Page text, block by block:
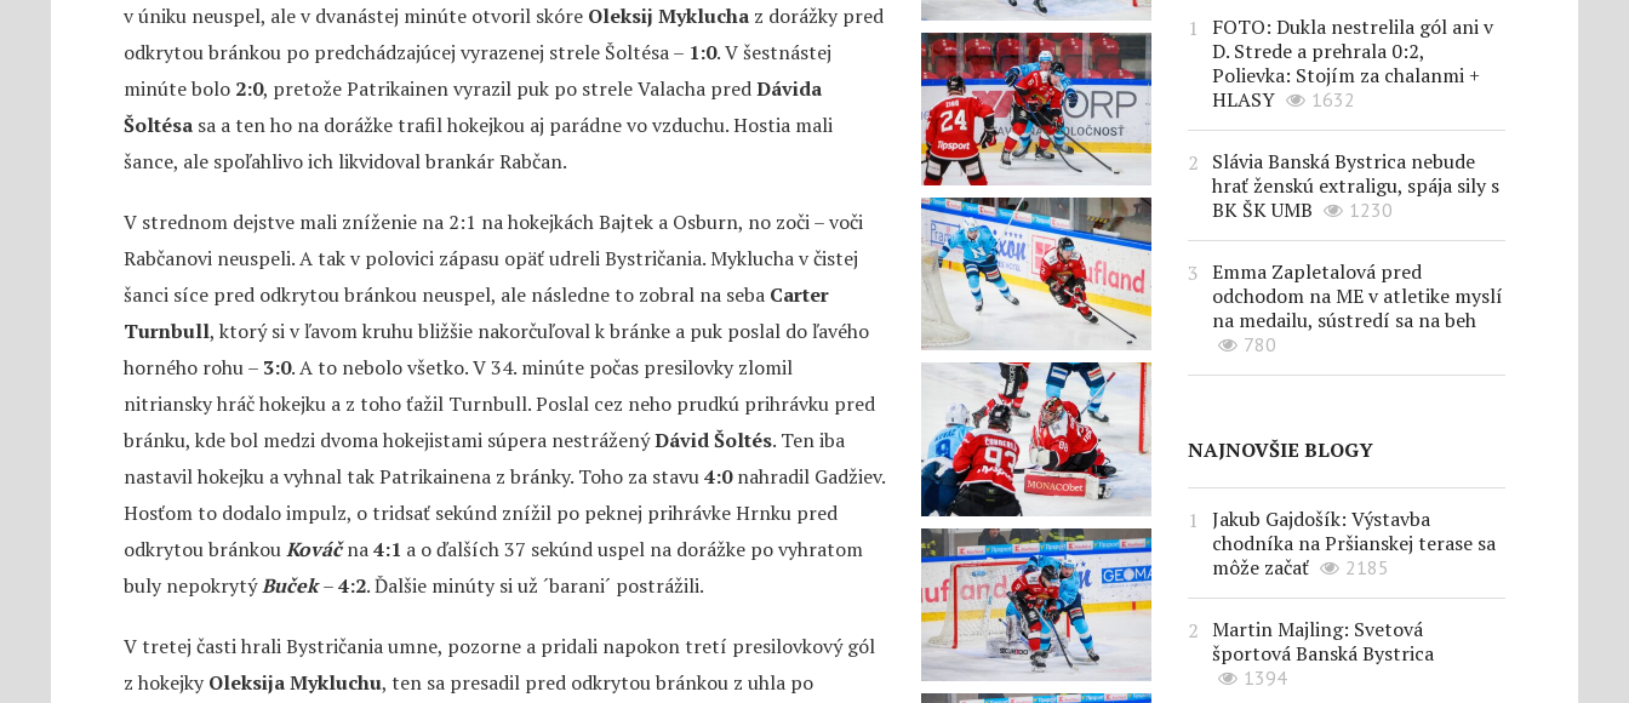
v úniku neuspel, ale v dvanástej minúte otvoril skóre Oleksij Myklucha z dorážky pred
odkrytou bránkou po predchádzajúcej vyrazenej strele Šoltésa – 1:0. V šestnástej
minúte bolo 2:0, pretože Patrikainen vyrazil puk po strele Valacha predDávida
Šoltésa sa a ten ho na dorážke trafil hokejkou aj parádne vo vzduchu. Hostia mali
šance, ale spoľahlivo ich likvidoval brankár Rabčan.
V strednom dejstve mali zníženie na 2:1 na hokejkách Bajtek a Osburn, no zoči – voči
Rabčanovi neuspeli. A tak v polovici zápasu opäť udreli Bystričania. Myklucha v čistej
šanci síce pred odkrytou bránkou neuspel, ale následne to zobral na seba Carter
Turnbull, ktorý si v ľavom kruhu bližšie nakorčuľoval k bránke a puk poslal do ľavého
horného rohu – 3:0. A to nebolo všetko. V 34. minúte počas presilovky zlomil
nitriansky hráč hokejku a z toho ťažil Turnbull. Poslal cez neho prudkú prihrávku pred
bránku, kde bol medzi dvoma hokejistami súpera nestráženýDávid Šoltés. Ten iba
nastavil hokejku a vyhnal tak Patrikainena z bránky. Toho za stavu4:0nahradil Gadžiev.
Hosťom to dodalo impulz, o tridsať sekúnd znížil po peknej prihrávke Hrnku pred
odkrytou bránkouKováčna4:1 a o ďalších 37 sekúnd uspel na dorážke po vyhratom
buly nepokrytýBuček–4:2. Ďalšie minúty si už ´barani´ postrážili.
V tretej časti hrali Bystričania umne, pozorne a pridali napokon tretí presilovkový gól
z hokejkyOleksija Mykluchu, ten sa presadil pred odkrytou bránkou z uhla po
FOTO: Dukla nestrelila gól ani v
D. Strede a prehrala 0:2,
Polievka: Stojím za chalanmi +
HLASY
1632
Slávia Banská Bystrica nebude
hrať ženskú extraligu, spája sily s
BK ŠK UMB
1230
Emma Zapletalová pred
odchodom na ME v atletike myslí
na medailu, sústredí sa na beh
780
NAJNOVŠIE BLOGY
Jakub Gajdošík: Výstavba
chodníka na Pršianskej terase sa
môže začať
2185
Martin Majling: Svetová
športová Banská Bystrica
1394